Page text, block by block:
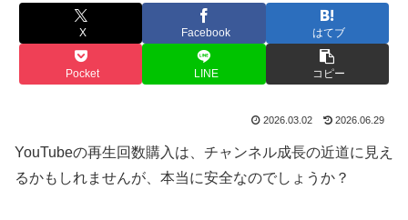
X Facebook はてブ
Pocket LINE コピー
2026.03.02 2026.06.29
YouTubeの再生回数購入は、チャンネル成長の近道に見え
るかもしれませんが、本当に安全なのでしょうか？